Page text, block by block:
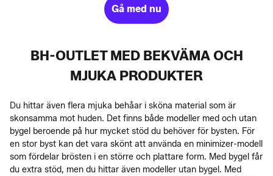
Gå med nu
BH-OUTLET MED BEKVÄMA OCH
MJUKA PRODUKTER
Du hittar även flera mjuka behåar i sköna material som är
skonsamma mot huden. Det finns både modeller med och utan
bygel beroende på hur mycket stöd du behöver för bysten. För
en stor byst kan det vara skönt att använda en minimizer-modell
som fördelar brösten i en större och plattare form. Med bygel får
du extra stöd, men du hittar även modeller utan bygel. Med